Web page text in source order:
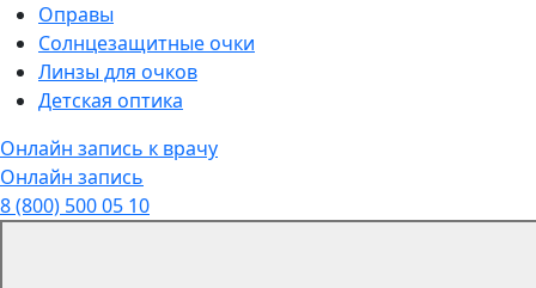
Оправы
Солнцезащитные очки
Линзы для очков
Детская оптика
Онлайн запись к врачу
Онлайн запись
8 (800) 500 05 10